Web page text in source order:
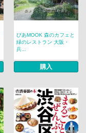
ぴあMOOK 森のカフェと
緑のレストラン 大阪・
兵...
購入